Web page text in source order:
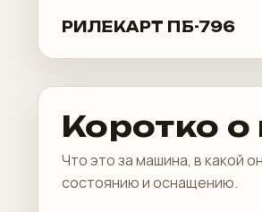
РИЛЕКАРТ ПБ-796
Коротко
Что это за машина, в какой
состоянию и оснащению.